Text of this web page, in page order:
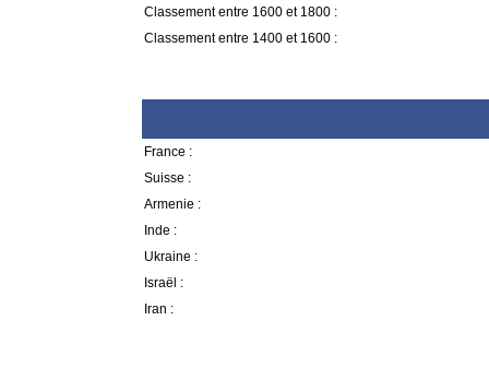
Classement entre 1600 et 1800 :
Classement entre 1400 et 1600 :
France :
Suisse :
Armenie :
Inde :
Ukraine :
Israël :
Iran :